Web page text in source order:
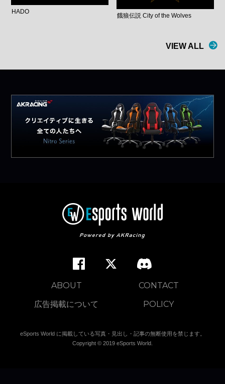
HADO
餓狼伝説 City of the Wolves
VIEW ALL
ABOUT
CONTACT
広告掲載について
POLICY
eSports World に掲載している写真・見出し・記事の無断使用を禁じます。
Copyright © 2019 eSports World.